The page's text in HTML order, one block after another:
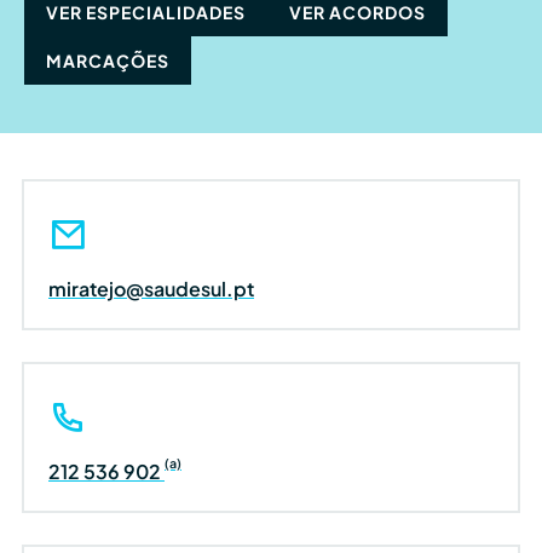
VER ESPECIALIDADES VER ACORDOS
MARCAÇÕES
miratejo@saudesul.pt
212 536 902 (a)